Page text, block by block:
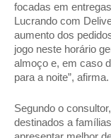
focadas em
Lucrando com
aumento dos
jogo neste horário
almoço e, em caso
para a noite”, afirma.
Segundo o
destinados a